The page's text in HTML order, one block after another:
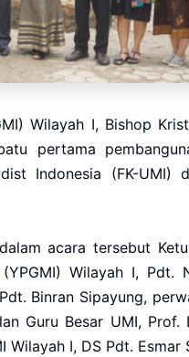
Wilayah I, Bishop
pertama
Indonesia (FK-
acara tersebut
Wilayah I, Pdt.
Binran Sipayung,
Guru Besar UMI,
Wilayah I, DS Pdt.